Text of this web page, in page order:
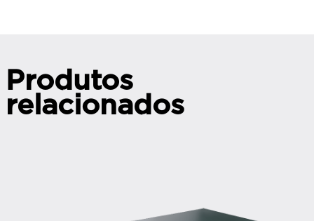
Produtos
relacionados